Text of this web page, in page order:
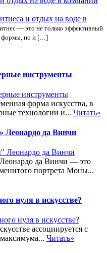
и отдых на воде в
— это не только эффективный
формы, но и […]
инструменты
форма искусства, в
технологии и... Читать»
Леонардо да Винчи
да Винчи — это
портрета Моны...
нуля в искусстве?
ассоциируется с
Читать»